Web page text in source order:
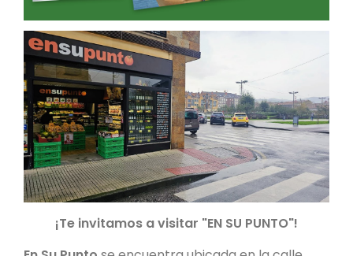
¡Te invitamos a visitar "EN SU PUNTO"!